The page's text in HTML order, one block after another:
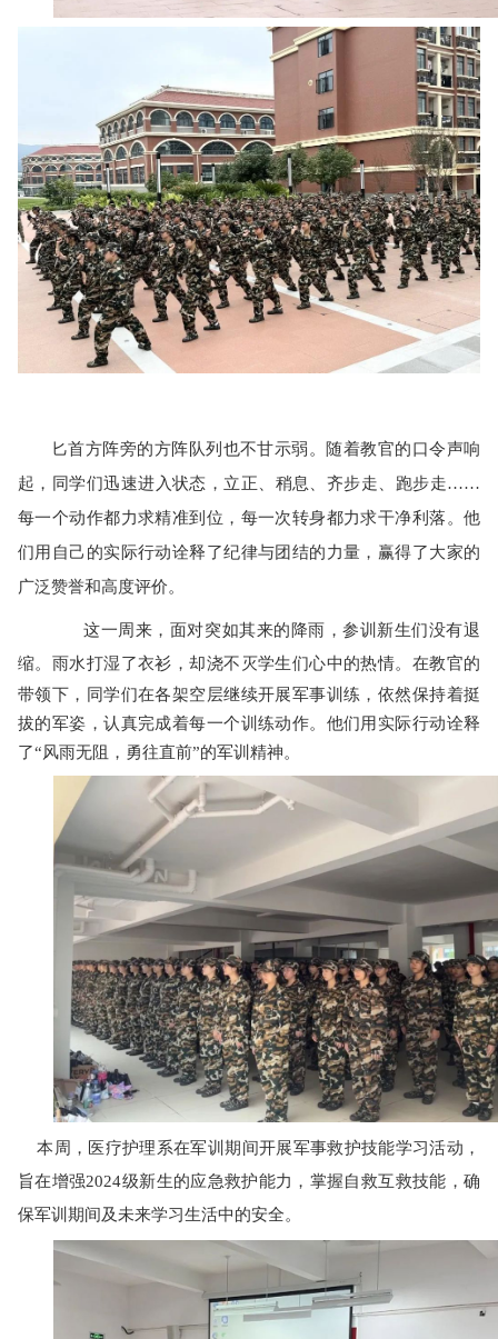
匕首方阵旁的方阵队列也不甘示弱。随着教官的口令声响
起，同学们迅速进入状态，立正、稍息、齐步走、跑步走……
每一个动作都力求精准到位，每一次转身都力求干净利落。他
们用自己的实际行动诠释了纪律与团结的力量，赢得了大家的
广泛赞誉和高度评价。
这一周来，面对突如其来的降雨，参训新生们没有退
缩。 雨水打湿了衣衫，却浇不灭学生们心中的热情。在教官的
带领下，同学们在各架空层继续开展军事训练，依然保持着挺
拔的军姿，认真完成着每一个训练动作。他们用实际行动诠释
了“风雨无阻，勇往直前”的军训精神。
本周，医疗护理系在军训期间开展军事救护技能学习活动，
旨在增强2024级新生的应急救护能力，掌握自救互救技能，确
保军训期间及未来学习生活中的安全。